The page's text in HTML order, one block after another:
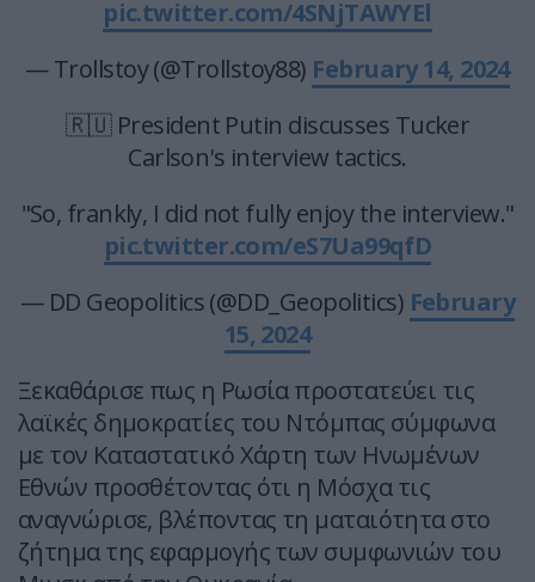
pic.twitter.com/4SNjTAWYEl
— Trollstoy (@Trollstoy88) February 14, 2024
🇷🇺 President Putin discusses Tucker
Carlson's interview tactics.
"So, frankly, I did not fully enjoy the interview."
pic.twitter.com/eS7Ua99qfD
— DD Geopolitics (@DD_Geopolitics) February
15, 2024
Ξεκαθάρισε πως η Ρωσία προστατεύει τις
λαϊκές δημοκρατίες του Ντόμπας σύμφωνα
με τον Καταστατικό Χάρτη των Ηνωμένων
Εθνών προσθέτοντας ότι η Μόσχα τις
αναγνώρισε, βλέποντας τη ματαιότητα στο
ζήτημα της εφαρμογής των συμφωνιών του